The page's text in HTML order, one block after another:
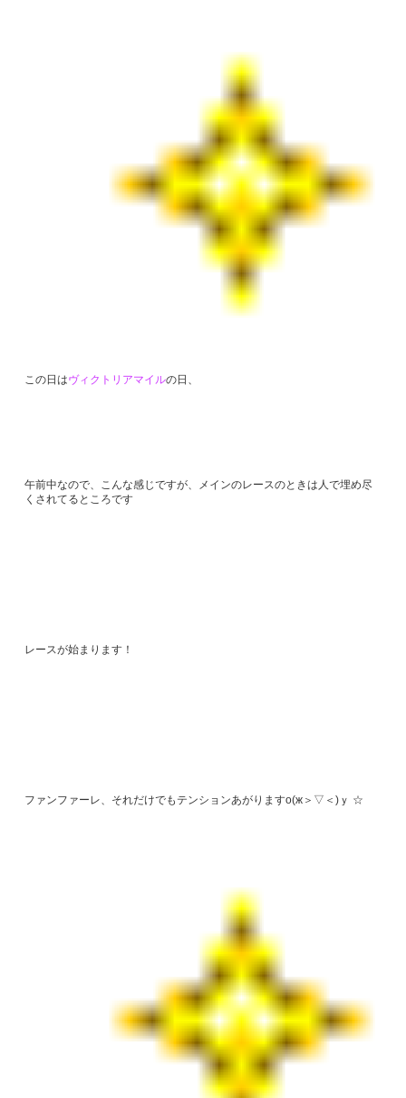
この日はヴィクトリアマイルの日、
午前中なので、こんな感じですが、メインのレースのときは人で埋め尽
くされてるところです
レースが始まります！
ファンファーレ、それだけでもテンションあがりますо(ж＞▽＜)ｙ ☆